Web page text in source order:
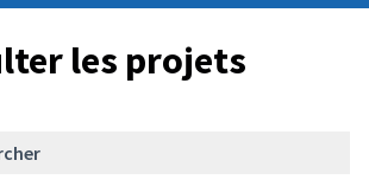
les projets